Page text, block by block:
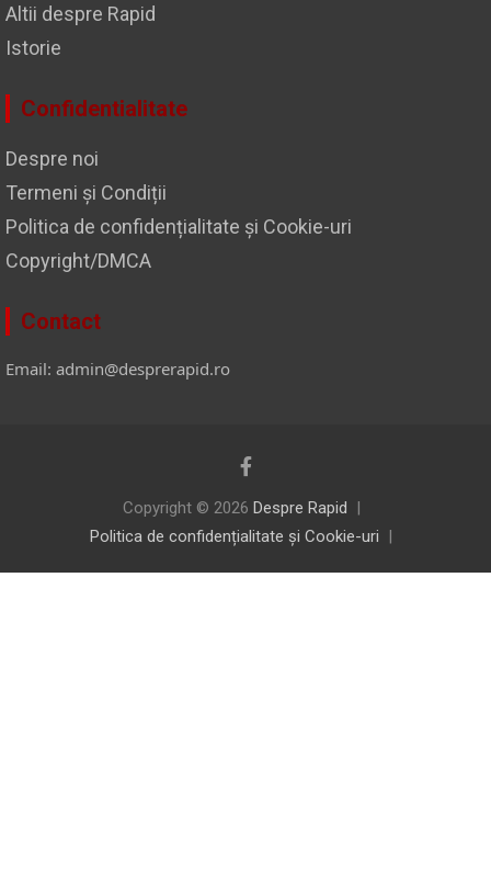
Altii despre Rapid
Istorie
Confidentialitate
Despre noi
Termeni și Condiții
Politica de confidențialitate și Cookie-uri
Copyright/DMCA
Contact
Email: admin@desprerapid.ro
Copyright © 2026 Despre Rapid
Politica de confidențialitate și Cookie-uri